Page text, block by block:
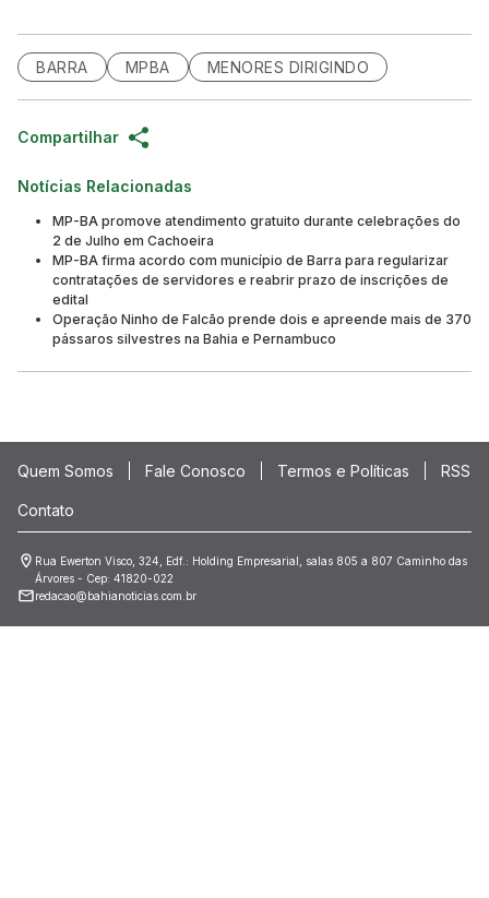
BARRA MPBA MENORES DIRIGINDO
Compartilhar
Notícias Relacionadas
MP-BA promove atendimento gratuito durante celebrações do
2 de Julho em Cachoeira
MP-BA firma acordo com município de Barra para regularizar
contratações de servidores e reabrir prazo de inscrições de
edital
Operação Ninho de Falcão prende dois e apreende mais de 370
pássaros silvestres na Bahia e Pernambuco
Quem Somos Fale Conosco Termos e Políticas RSS
Contato
Rua Ewerton Visco, 324, Edf.: Holding Empresarial, salas 805 a 807 Caminho das
Árvores - Cep: 41820-022
redacao@bahianoticias.com.br